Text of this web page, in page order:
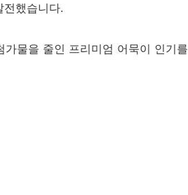
했습니다.
물을 줄인 프리미엄 어묵이 인기를